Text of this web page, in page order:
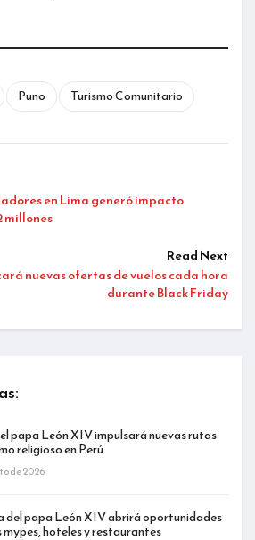
Puno Turismo Comunitario
en Lima generó impacto
millones
Read Next
nuevas ofertas de vuelos cada hora
durante Black Friday
papa León XIV impulsará nuevas rutas
religioso en Perú
de 2026
del papa León XIV abrirá oportunidades
mypes, hoteles y restaurantes